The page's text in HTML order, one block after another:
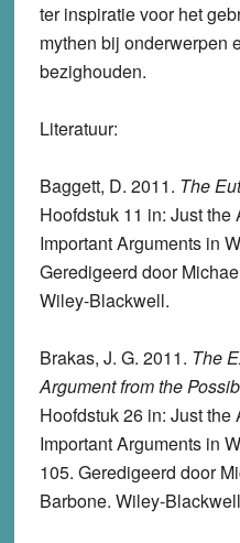
ter inspiratie voor het
mythen bij onderwerpen
bezighouden.
Literatuur:
Baggett, D. 2011. The
Hoofdstuk 11 in: Just the
Important Arguments in
Geredigeerd door
Wiley-Blackwell.
Brakas, J. G. 2011. The
Argument from the
Hoofdstuk 26 in: Just the
Important Arguments in
105. Geredigeerd door
Barbone. Wiley-